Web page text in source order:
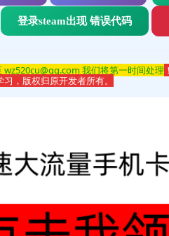
登录steam出现 错误代码
我们将第一时间处理
，版权归原开发者所有。